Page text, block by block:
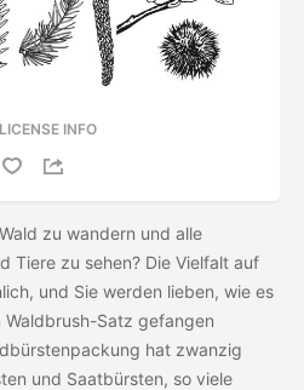
LICENSE INFO
zu wandern und alle
Tiere zu sehen? Die Vielfalt auf
und Sie werden lieben, wie es
Waldbrush-Satz gefangen
hat zwanzig
und Saatbürsten, so viele